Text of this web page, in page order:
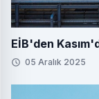
EİB'den
05 Aralık 2025